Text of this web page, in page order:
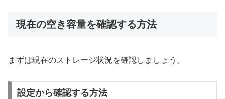
現在の空き容量を確認する方法
まずは現在のストレージ状況を確認しましょう。
設定から確認する方法